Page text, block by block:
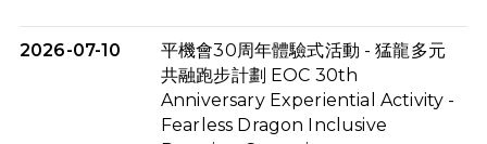
2026-07-10
平機會30周年體驗式活動 - 猛龍多元
共融跑步計劃 EOC 30th
Anniversary Experiential Activity -
Fearless Dragon Inclusive